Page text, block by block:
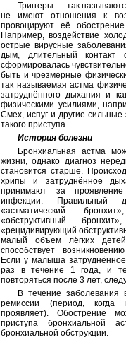
Триггеры — так
не имеют отношения к
провоцируют её
Например, воздействие
острые вирусные
дым, длительный
сформировалась
быть и чрезмерные
так называемая астма
затруднённого дыхания и
физическими усилиями,
Смех, испуг и другие
такого приступа.
История болезни
Бронхиальная астма
жизни, однако диагноз
становится старше.
хрипы и затруднённое
принимают за проявление
инфекции. Правильный
«астматический
«обструктивный
«рецидивирующий
малый объем лёгких
способствует
Если у малыша
раз в течение 1 года, и
повторяться после 3 лет,
В течение
ремиссии (период,
проявляет). Обострение
приступа бронхиальной
бронхиальной обструкции.